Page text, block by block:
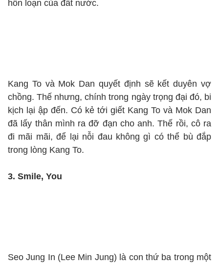
hỗn loạn của đất nước.
Kang To và Mok Dan quyết định sẽ kết duyên vợ
chồng. Thế nhưng, chính trong ngày trọng đại đó, bi
kịch lại ập đến. Có kẻ tới giết Kang To và Mok Dan
đã lấy thân mình ra đỡ đạn cho anh. Thế rồi, cô ra
đi mãi mãi, để lại nỗi đau không gì có thể bù đắp
trong lòng Kang To.
3. Smile, You
Seo Jung In (Lee Min Jung) là con thứ ba trong một